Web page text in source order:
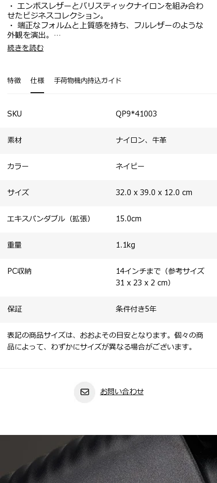
・ エンボスレザーとバリスティックナイロンを組み合わ
せたビジネスコレクション。
・ 端正なフォルムと上質感を持ち、フルレザーのような
外観を演出。
・ 2520デニールのバリスティックナイロンは耐久性が高
く厚みがあり、レザーと組み合わさって機能的で高級感の
・ メタルファスナー、立体的なイニシャルロゴ、ジャカ
ード織りの内装生地などのディテールがデザイン性を高め
ている。
ケットなどの機能的な収納部が備わっている。
・ エキスパンダブル(拡張)機能付きで、収納力に優れた
トートバッグ。
はフロントポケットに直結する仕様で、出し入れが便利。
・ メイン収納部にはPCとタブレット収納ポケット、ボト
ルホルダーや小物の収納に便利なファスナーポケットを装
・ ショルダーストラップが付属。
続きを読む
特徴 仕様 手荷物機内持込ガイド
SKU QP9*41003
素材 ナイロン、牛革
カラー ネイビー
サイズ 32.0 x 39.0 x 12.0 cm
エキスパンダブル（拡張） 15.0cm
重量 1.1kg
PC収納
14インチまで（参考サイズ
31 x 23 x 2 cm）
保証 条件付き5年
表記の商品サイズは、おおよその目安となります。個々の商
品によって、わずかにサイズが異なる場合がございます。
お問い合わせ